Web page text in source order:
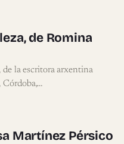
de Romina
de la escritora arxentina
Córdoba,…
Martínez Pérsico